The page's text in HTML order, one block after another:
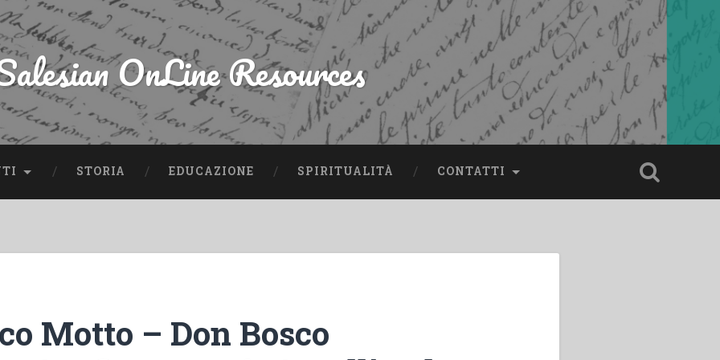
OnLine Resources
STORIA EDUCAZIONE SPIRITUALITÀ CONTATTI
Motto – Don Bosco